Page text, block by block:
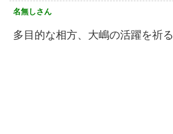
名無しさん
多目的な相方、大嶋の活躍を祈る